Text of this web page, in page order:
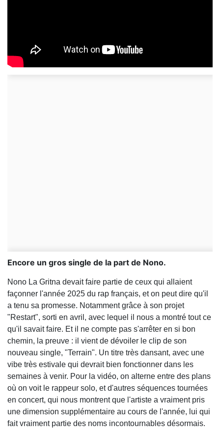
Encore un gros single de la part de Nono.
Nono La Gritna devait faire partie de ceux qui allaient
façonner l'année 2025 du rap français, et on peut dire qu'il
a tenu sa promesse. Notamment grâce à son projet
"Restart", sorti en avril, avec lequel il nous a montré tout ce
qu'il savait faire. Et il ne compte pas s'arrêter en si bon
chemin, la preuve : il vient de dévoiler le clip de son
nouveau single, "Terrain". Un titre très dansant, avec une
vibe très estivale qui devrait bien fonctionner dans les
semaines à venir. Pour la vidéo, on alterne entre des plans
où on voit le rappeur solo, et d'autres séquences tournées
en concert, qui nous montrent que l'artiste a vraiment pris
une dimension supplémentaire au cours de l'année, lui qui
fait vraiment partie des noms incontournables désormais.